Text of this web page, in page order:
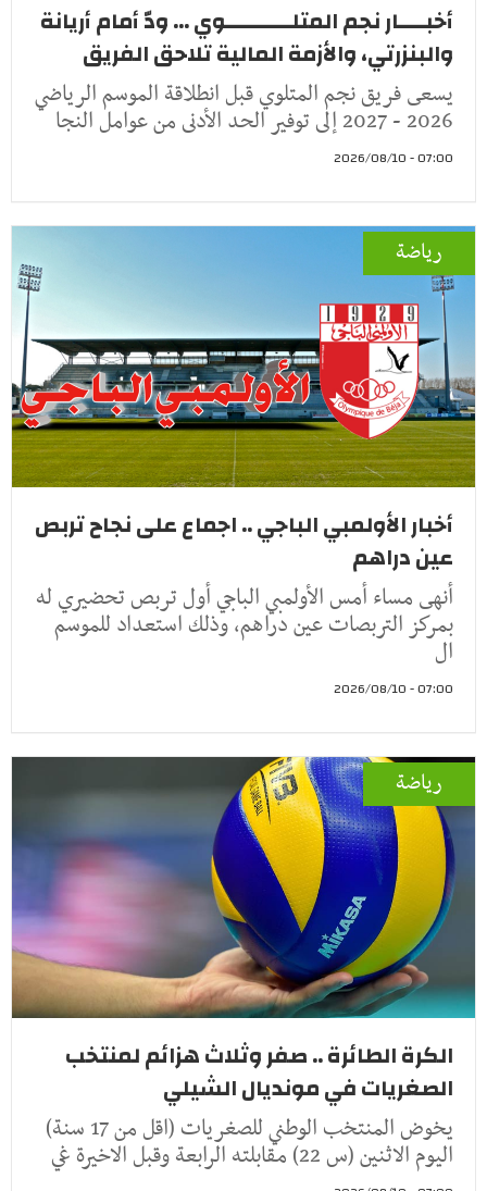
أخبــــار نجم المتلــــــــــوي ... ودّ أمام أريانة
والبنزرتي، والأزمة المالية تلاحق الفريق
يسعى فريق نجم المتلوي قبل انطلاقة الموسم الرياضي
2026 - 2027 إلى توفير الحد الأدنى من عوامل النجا
07:00 - 2026/08/10
رياضة
أخبار الأولمبي الباجي .. اجماع على نجاح تربص
عين دراهم
أنهى مساء أمس الأولمبي الباجي أول تربص تحضيري له
بمركز التربصات عين دراهم، وذلك استعداد للموسم
ال
07:00 - 2026/08/10
رياضة
الكرة الطائرة .. صفر وثلاث هزائم لمنتخب
الصغريات في مونديال الشيلي
يخوض المنتخب الوطني للصغريات (اقل من 17 سنة)
اليوم الاثنين (س 22) مقابلته الرابعة وقبل الاخيرة غي